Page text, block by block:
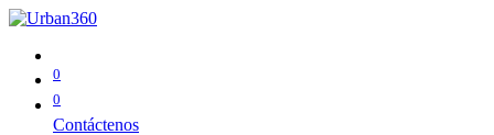
0
0
Contáctenos